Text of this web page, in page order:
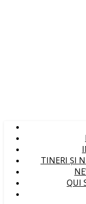
TINERI ȘI
QUI